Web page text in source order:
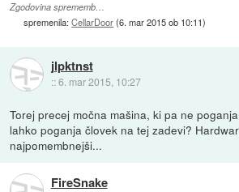
Zgodovina sprememb…
spremenila:CellarDoor(6. mar 2015 ob 10:11)
jlpktnst
::6. mar 2015, 10:27
Torej precej močna mašina, ki pa ne
lahko poganja človek na tej zadevi?
najpomembnejši...
FireSnake